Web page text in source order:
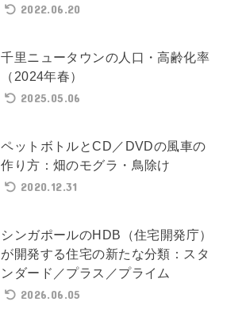
2022.06.20
千里ニュータウンの人口・高齢化率
（2024年春）
2025.05.06
ペットボトルとCD／DVDの風車の
作り方：畑のモグラ・鳥除け
2020.12.31
シンガポールのHDB（住宅開発庁）
が開発する住宅の新たな分類：スタ
ンダード／プラス／プライム
2026.06.05